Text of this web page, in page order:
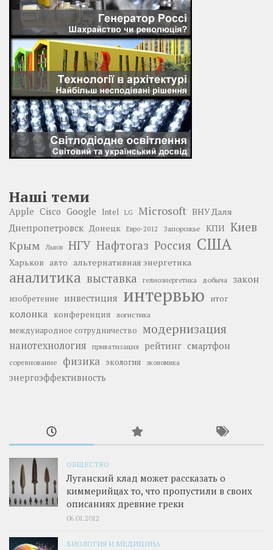
Наші теми
Apple Cisco Google Intel LG Microsoft ВНУ Даля
Днепропетровск Донецк Евро-2012 Запорожье КПИ Киев
Крым Львов НГУ Нафтогаз Россия США
Харьков авто альтернативная энергетика
аналитика выставка гелиоэнергетика добыча закон
изобретение инвестиция интервью итог
колонка конференция логистика
международное сотрудничество модернизация
нанотехнология приватизация рейтинг смартфон
соревнование физика экология экономика
энергоэффективность
ОБЩЕСТВО
Луганский клад может рассказать о
киммерийцах то, что пропустили в своих
описаниях древние греки
06.01.2012
БИОЛОГИЯ И МЕДИЦИНА